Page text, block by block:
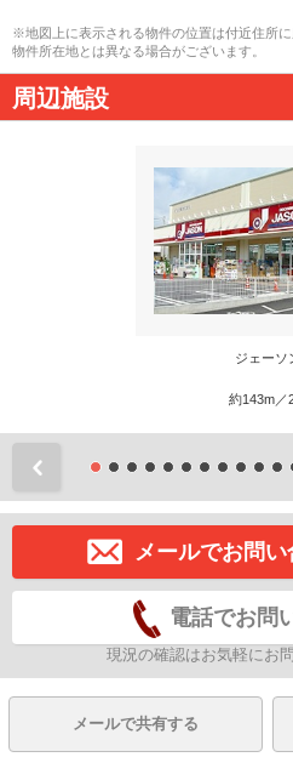
※地図上に表示される物件の位置は付近住所
物件所在地とは異なる場合がございます。
周辺施設
ジェーソ
約143m／
メールでお問
電話でお問
現況の確認はお気軽にお
メールで共有する